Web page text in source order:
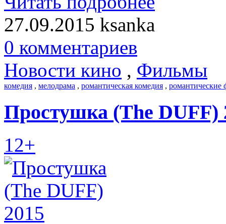
27.09.2015 ksanka
0 комментариев
Новости кино , Фильмы
комедия , мелодрама , романтическая комедия , романтические
Простушка (The DUFF)
12+